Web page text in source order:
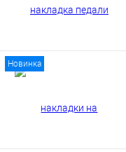
Новинка